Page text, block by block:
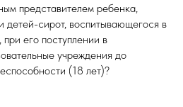
представителем ребенка,
детей-сирот, воспитывающегося в
его поступлении в
учреждения до
(18 лет)?